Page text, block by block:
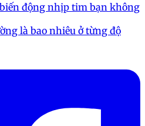
động nhịp tim bạn không
là bao nhiêu ở từng độ